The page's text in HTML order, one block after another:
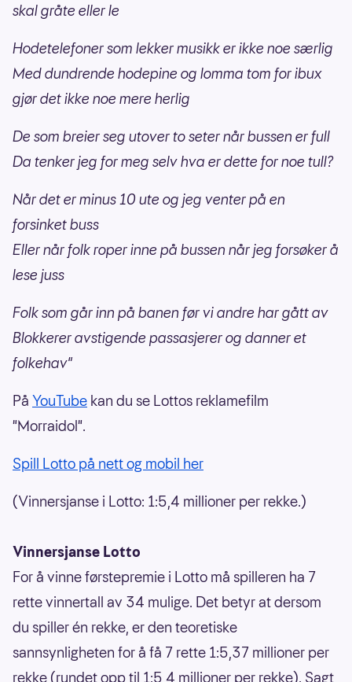
skal gråte eller le
Hodetelefoner som lekker musikk er ikke noe særlig
Med dundrende hodepine og lomma tom for ibux
gjør det ikke noe mere herlig
De som breier seg utover to seter når bussen er full
Da tenker jeg for meg selv hva er dette for noe tull?
Når det er minus 10 ute og jeg venter på en
forsinket buss
Eller når folk roper inne på bussen når jeg forsøker å
lese juss
Folk som går inn på banen før vi andre har gått av
Blokkerer avstigende passasjerer og danner et
folkehav"
På YouTube kan du se Lottos reklamefilm
"Morraidol".
Spill Lotto på nett og mobil her
(Vinnersjanse i Lotto: 1:5,4 millioner per rekke.)
Vinnersjanse Lotto
For å vinne førstepremie i Lotto må spilleren ha 7
rette vinnertall av 34 mulige. Det betyr at dersom
du spiller én rekke, er den teoretiske
sannsynligheten for å få 7 rette 1:5,37 millioner per
rekke (rundet opp til 1:5,4 millioner per rekke). Sagt